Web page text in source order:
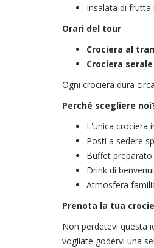
Insalata di frutta
Orari del tour
Crociera al
Crociera serale
Ogni crociera dura
Perché scegliere
L'unica crociera
Posti a sedere
Buffet preparato
Drink di
Atmosfera
Prenota la tua
Non perdetevi questa
vogliate godervi una